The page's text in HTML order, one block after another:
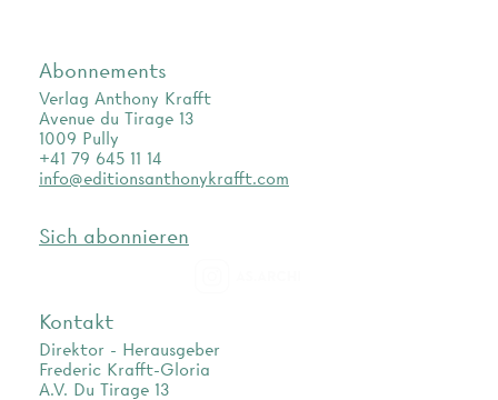
Abonnements
Verlag Anthony Krafft
Avenue du Tirage 13
1009 Pully
+41 79 645 11 14
info@editionsanthonykrafft.com
Sich abonnieren
Kontakt
Direktor - Herausgeber
Frederic Krafft-Gloria
A.V. Du Tirage 13